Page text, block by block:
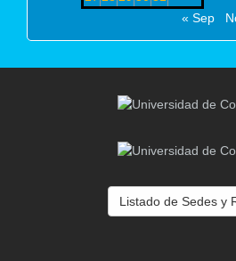
« Sep
Listado de Sedes y